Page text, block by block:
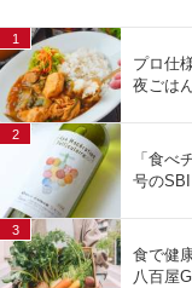
プロ仕
夜ごは
1
「食べ
号の
2
食で健
八百屋
3